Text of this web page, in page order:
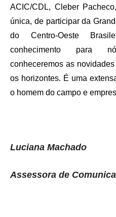
ACIC/CDL, Cleber
única, de participar da
do Centro-Oeste
conhecimento para
conheceremos as
os horizontes. É uma
o homem do campo e
Luciana Machado
Assessora de